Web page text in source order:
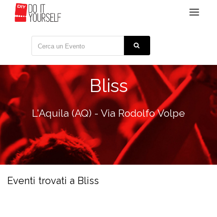
Toggle
Bliss
L'Aquila (AQ) - Via Rodolfo Volpe
Eventi trovati a Bliss